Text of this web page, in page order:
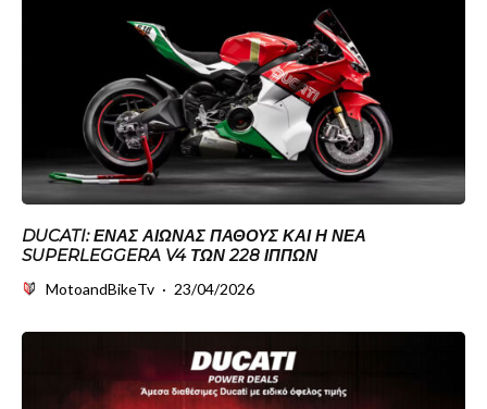
DUCATI: ΈΝΑΣ ΑΙΏΝΑΣ ΠΆΘΟΥΣ ΚΑΙ Η ΝΈΑ
SUPERLEGGERA V4 ΤΩΝ 228 ΊΠΠΩΝ
MotoandBikeTv · 23/04/2026